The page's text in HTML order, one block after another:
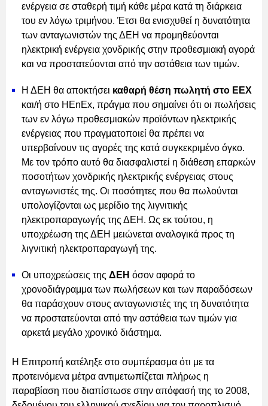
ενέργεια σε σταθερή τιμή κάθε μέρα κατά τη διάρκεια
του εν λόγω τριμήνου. Έτσι θα ενισχυθεί η δυνατότητα
των ανταγωνιστών της ΔΕΗ να προμηθεύονται
ηλεκτρική ενέργεια χονδρικής στην προθεσμιακή αγορά
και να προστατεύονται από την αστάθεια των τιμών.
Η ΔΕΗ θα αποκτήσει καθαρή θέση πωλητή στο EEX
και/ή στο HEnEx, πράγμα που σημαίνει ότι οι πωλήσεις
των εν λόγω προθεσμιακών προϊόντων ηλεκτρικής
ενέργειας που πραγματοποιεί θα πρέπει να
υπερβαίνουν τις αγορές της κατά συγκεκριμένο όγκο.
Με τον τρόπο αυτό θα διασφαλιστεί η διάθεση επαρκών
ποσοτήτων χονδρικής ηλεκτρικής ενέργειας στους
ανταγωνιστές της. Οι ποσότητες που θα πωλούνται
υπολογίζονται ως μερίδιο της λιγνιτικής
ηλεκτροπαραγωγής της ΔΕΗ. Ως εκ τούτου, η
υποχρέωση της ΔΕΗ μειώνεται αναλογικά προς τη
λιγνιτική ηλεκτροπαραγωγή της.
Οι υποχρεώσεις της ΔΕΗ όσον αφορά το
χρονοδιάγραμμα των πωλήσεων και των παραδόσεων
θα παράσχουν στους ανταγωνιστές της τη δυνατότητα
να προστατεύονται από την αστάθεια των τιμών για
αρκετά μεγάλο χρονικό διάστημα.
Η Επιτροπή κατέληξε στο συμπέρασμα ότι με τα
προτεινόμενα μέτρα αντιμετωπίζεται πλήρως η
παραβίαση που διαπίστωσε στην απόφασή της το 2008,